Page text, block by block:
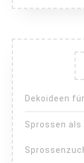
Dekoideen
Sprossen